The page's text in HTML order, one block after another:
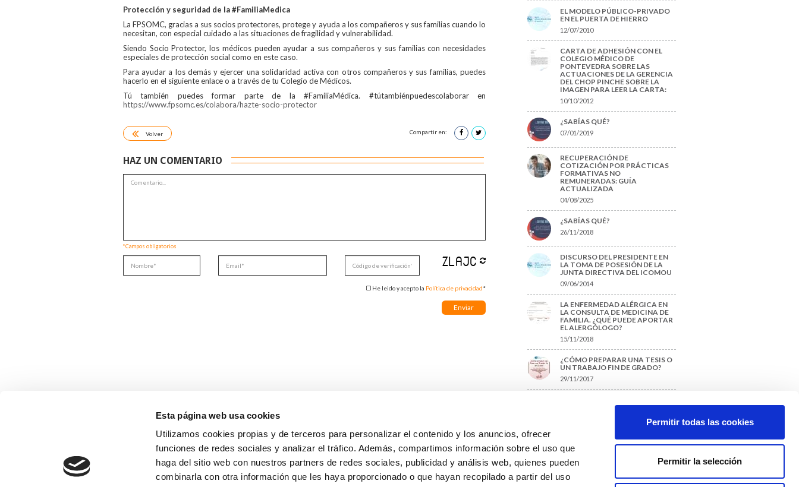
Esta página web usa cookies
Utilizamos cookies propias y de terceros para personalizar el contenido y los anuncios, ofrecer
funciones de redes sociales y analizar el tráfico. Además, compartimos información sobre el uso que
haga del sitio web con nuestros partners de redes sociales, publicidad y análisis web, quienes pueden
combinarla con otra información que les haya proporcionado o que hayan recopilado a partir del uso
Permitir todas las cookies
Permitir la selección
Protección y seguridad de la #FamiliaMedica
La FPSOMC, gracias a sus socios protectores, protege y ayuda a los compañeros y sus familias cuando lo
necesitan, con especial cuidado a las situaciones de fragilidad y vulnerabilidad.
Siendo Socio Protector, los médicos pueden ayudar a sus compañeros y sus familias con necesidades
especiales de protección social como en este caso.
Para ayudar a los demás y ejercer una solidaridad activa con otros compañeros y sus familias, puedes
hacerlo en el siguiente enlace o a través de tu Colegio de Médicos.
Tú también puedes formar parte de la #FamiliaMédica. #tútambiénpuedescolaborar en
https://www.fpsomc.es/colabora/hazte-socio-protector
Volver Compartir en:
HAZ UN COMENTARIO
*Campos obligatorios
He leido y acepto la Política de privacidad*
EL MODELO PÚBLICO-PRIVADO
EN EL PUERTA DE HIERRO
12/07/2010
CARTA DE ADHESIÓN CON EL
COLEGIO MÉDICO DE
PONTEVEDRA SOBRE LAS
ACTUACIONES DE LA GERENCIA
DEL CHOP PINCHE SOBRE LA
IMAGEN PARA LEER LA CARTA:
10/10/2012
¿SABÍAS QUÉ?
07/01/2019
RECUPERACIÓN DE
COTIZACIÓN POR PRÁCTICAS
FORMATIVAS NO
REMUNERADAS: GUÍA
ACTUALIZADA
04/08/2025
¿SABÍAS QUÉ?
26/11/2018
DISCURSO DEL PRESIDENTE EN
LA TOMA DE POSESIÓN DE LA
JUNTA DIRECTIVA DEL ICOMOU
09/06/2014
LA ENFERMEDAD ALÉRGICA EN
LA CONSULTA DE MEDICINA DE
FAMILIA. ¿QUÉ PUEDE APORTAR
EL ALERGÓLOGO?
15/11/2018
¿CÓMO PREPARAR UNA TESIS O
UN TRABAJO FIN DE GRADO?
29/11/2017
protección de datos